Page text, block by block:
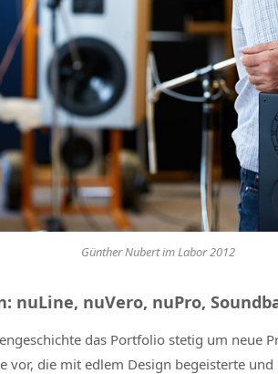
Günther Nubert im Labor 2012
nuLine, nuVero, nuPro,
das Portfolio stetig um neue
vor, die mit edlem Design begeisterte